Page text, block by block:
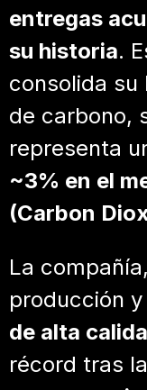
entregas
su historia.
consolida su
de carbono,
representa
~3% en el
(Carbon
La
producción
de alta
récord tras